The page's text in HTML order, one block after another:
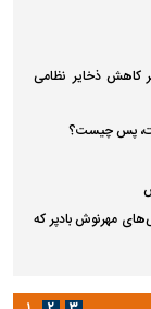
کاهش ذخایر نظامی
پس چیست؟
مهرنوش بادپر که